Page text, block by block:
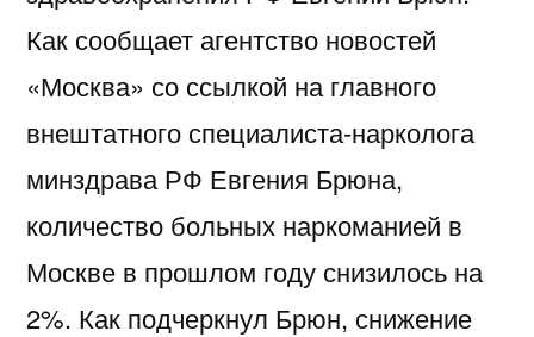
Как сообщает агентство новостей
«Москва» со ссылкой на главного
внештатного специалиста-нарколога
минздрава РФ Евгения Брюна,
количество больных наркоманией в
Москве в прошлом году снизилось на
2%. Как подчеркнул Брюн, снижение